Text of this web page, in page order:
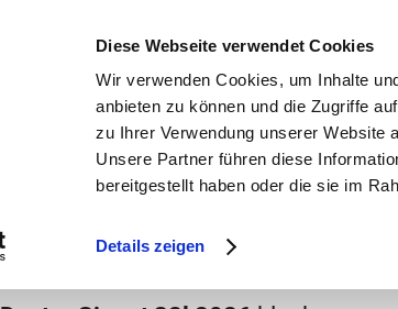
Diese Webseite verwendet Cookies
Wir verwenden Cookies, um Inhalte
anbieten zu können und die Zugriffe
zu Ihrer Verwendung unserer Website
Unsere Partner führen diese
bereitgestellt haben oder die sie im
Details zeigen
3 x täglich an